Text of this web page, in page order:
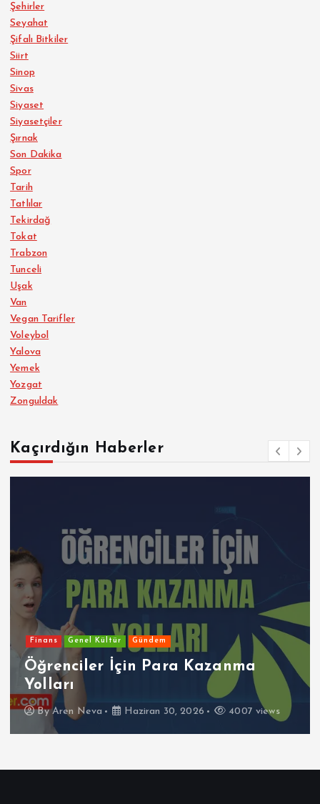
Şehirler
Seyahat
Şifalı Bitkiler
Siirt
Sinop
Sivas
Siyaset
Siyasetçiler
Şırnak
Son Dakika
Spor
Tarih
Tatlılar
Tekirdağ
Tokat
Trabzon
Tunceli
Uşak
Van
Vegan Tarifler
Voleybol
Yalova
Yemek
Yozgat
Zonguldak
Kaçırdığın Haberler
Finans Genel Kültür Gündem
Öğrenciler İçin Para Kazanma
Yolları
ByAren Neva Haziran 30, 2026 4007 views